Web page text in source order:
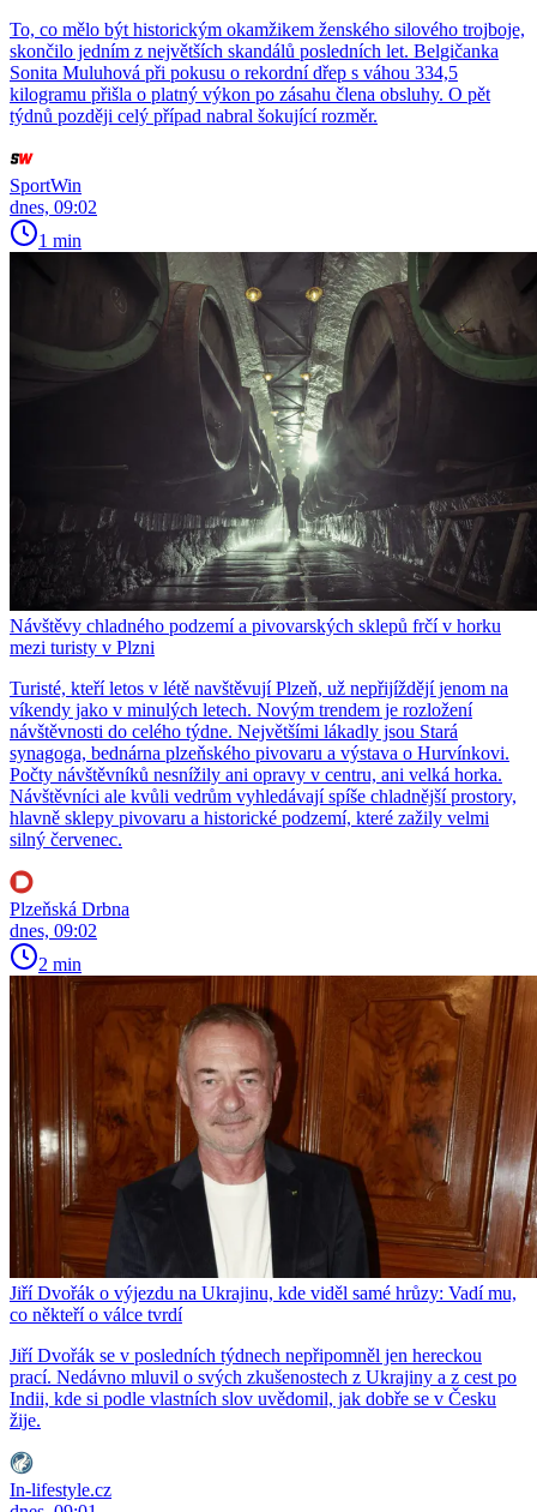
To, co mělo být historickým okamžikem ženského silového trojboje,
skončilo jedním z největších skandálů posledních let. Belgičanka
Sonita Muluhová při pokusu o rekordní dřep s váhou 334,5
kilogramu přišla o platný výkon po zásahu člena obsluhy. O pět
týdnů později celý případ nabral šokující rozměr.
SportWin
dnes, 09:02
1 min
Návštěvy chladného podzemí a pivovarských sklepů frčí v horku
mezi turisty v Plzni
Turisté, kteří letos v létě navštěvují Plzeň, už nepřijíždějí jenom na
víkendy jako v minulých letech. Novým trendem je rozložení
návštěvnosti do celého týdne. Největšími lákadly jsou Stará
synagoga, bednárna plzeňského pivovaru a výstava o Hurvínkovi.
Počty návštěvníků nesnížily ani opravy v centru, ani velká horka.
Návštěvníci ale kvůli vedrům vyhledávají spíše chladnější prostory,
hlavně sklepy pivovaru a historické podzemí, které zažily velmi
silný červenec.
Plzeňská Drbna
dnes, 09:02
2 min
Jiří Dvořák o výjezdu na Ukrajinu, kde viděl samé hrůzy: Vadí mu,
co někteří o válce tvrdí
Jiří Dvořák se v posledních týdnech nepřipomněl jen hereckou
prací. Nedávno mluvil o svých zkušenostech z Ukrajiny a z cest po
Indii, kde si podle vlastních slov uvědomil, jak dobře se v Česku
žije.
In-lifestyle.cz